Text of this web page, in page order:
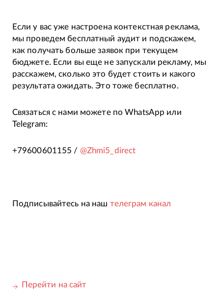
Если у вас уже настроена контекстная реклама,
мы проведем бесплатный аудит и подскажем,
как получать больше заявок при текущем
бюджете. Если вы еще не запускали рекламу, мы
расскажем, сколько это будет стоить и какого
результата ожидать. Это тоже бесплатно.
Связаться с нами можете по WhatsApp или
Telegram:
+79600601155 / @Zhmi5_direct
Подписывайтесь на наш телеграм канал
Перейти на сайт